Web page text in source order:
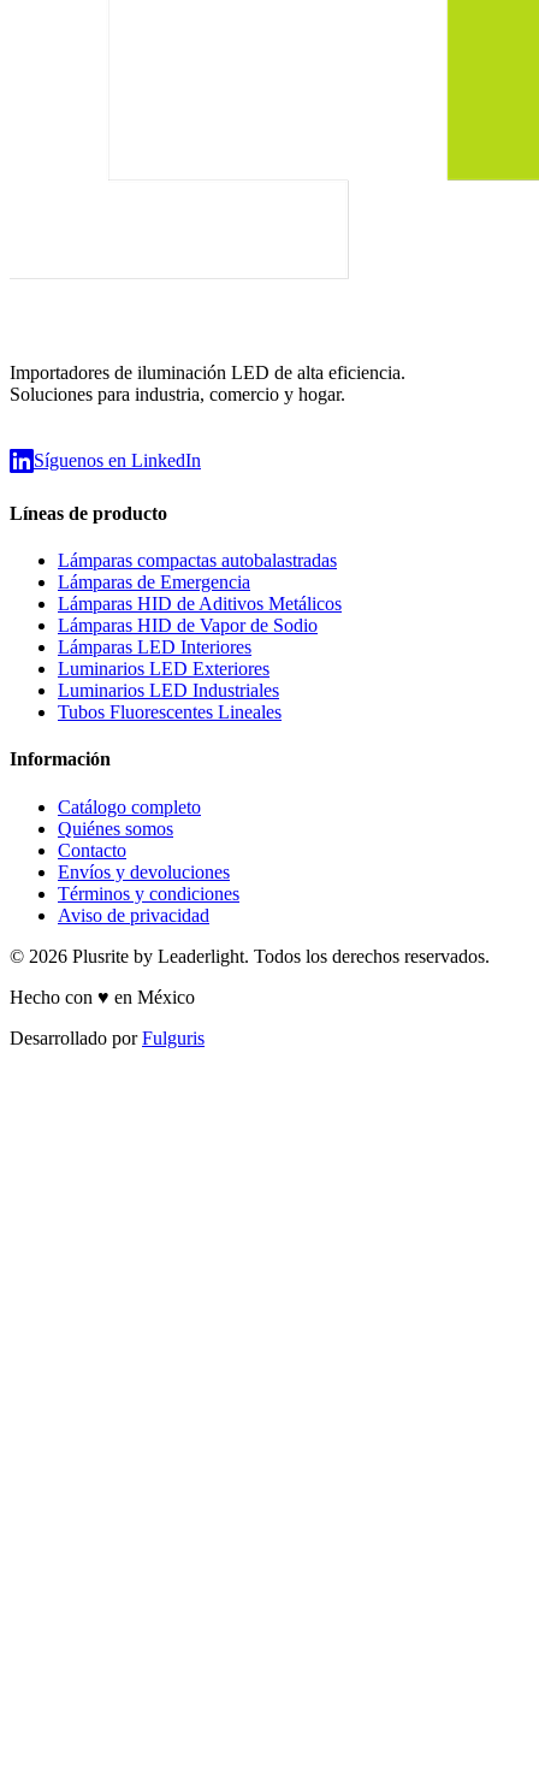
Importadores de iluminación LED de alta eficiencia.
Soluciones para industria, comercio y hogar.
Síguenos en LinkedIn
Líneas de producto
Lámparas compactas autobalastradas
Lámparas de Emergencia
Lámparas HID de Aditivos Metálicos
Lámparas HID de Vapor de Sodio
Lámparas LED Interiores
Luminarios LED Exteriores
Luminarios LED Industriales
Tubos Fluorescentes Lineales
Información
Catálogo completo
Quiénes somos
Contacto
Envíos y devoluciones
Términos y condiciones
Aviso de privacidad
© 2026 Plusrite by Leaderlight. Todos los derechos reservados.
Hecho con ♥ en México
Desarrollado porFulguris